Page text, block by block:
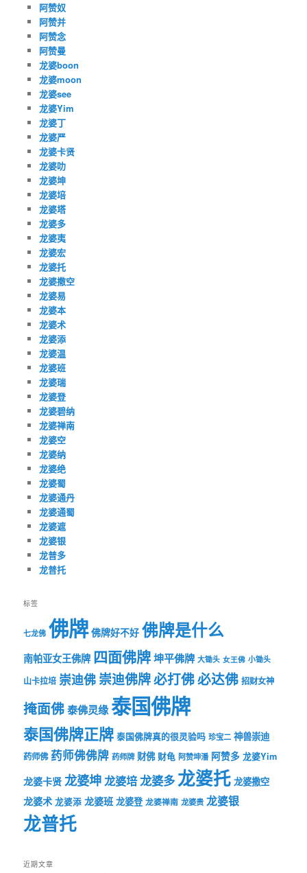
阿赞奴
阿赞并
阿赞念
阿赞曼
龙婆boon
龙婆moon
龙婆see
龙婆Yim
龙婆丁
龙婆严
龙婆卡贤
龙婆叻
龙婆坤
龙婆培
龙婆塔
龙婆多
龙婆夷
龙婆宏
龙婆托
龙婆撒空
龙婆易
龙婆本
龙婆术
龙婆添
龙婆温
龙婆班
龙婆瑞
龙婆登
龙婆碧纳
龙婆禅南
龙婆空
龙婆纳
龙婆绝
龙婆蜀
龙婆通丹
龙婆通蜀
龙婆遮
龙婆银
龙普多
龙普托
标签
七龙佛 佛牌 佛牌好不好 佛牌是什么
南帕亚女王佛牌 四面佛牌坤平佛牌 大锄头 女王佛 小锄头
山卡拉培 崇迪佛崇迪佛牌必打佛必达佛 招财女神
掩面佛泰佛灵缘泰国佛牌
泰国佛牌正牌 泰国佛牌真的很灵验吗 珍宝二 神兽崇迪
药师佛 药师佛佛牌 药师牌 财佛 财龟 阿赞坤潘 阿赞多 龙婆Yim
龙婆卡贤 龙婆坤龙婆培龙婆多龙婆托 龙婆撒空
龙婆术 龙婆添 龙婆班 龙婆登 龙婆禅南 龙婆贵 龙婆银
龙普托
近期文章